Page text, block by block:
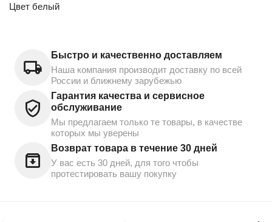
Цвет белый
Быстро и качественно доставляем
Наша компания производит доставку по всей
России и ближнему зарубежью
Гарантия качества и сервисное
обслуживание
Мы предлагаем только те товары, в качестве
которых мы уверены
Возврат товара в течение 30 дней
У вас есть 30 дней, для того чтобы
протестировать вашу покупку